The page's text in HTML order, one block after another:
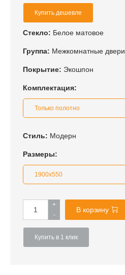
Купить дешевле
Стекло: Белое матовое
Группа: Межкомнатные двери
Покрытие: Экошпон
Комплектация:
Только полотно
Стиль: Модерн
Размеры:
1900x550
+
-
В корзину
Купить в 1 клик